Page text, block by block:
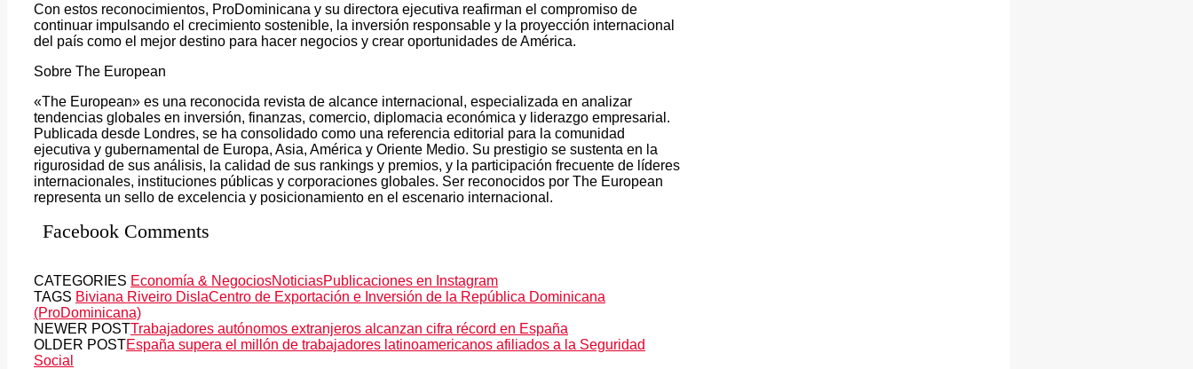
Con estos reconocimientos, ProDominicana y su directora ejecutiva reafirman el compromiso de
continuar impulsando el crecimiento sostenible, la inversión responsable y la proyección internacional
del país como el mejor destino para hacer negocios y crear oportunidades de América.
Sobre The European
«The European» es una reconocida revista de alcance internacional, especializada en analizar
tendencias globales en inversión, finanzas, comercio, diplomacia económica y liderazgo empresarial.
Publicada desde Londres, se ha consolidado como una referencia editorial para la comunidad
ejecutiva y gubernamental de Europa, Asia, América y Oriente Medio. Su prestigio se sustenta en la
rigurosidad de sus análisis, la calidad de sus rankings y premios, y la participación frecuente de líderes
internacionales, instituciones públicas y corporaciones globales. Ser reconocidos por The European
representa un sello de excelencia y posicionamiento en el escenario internacional.
Facebook Comments
CATEGORIES Economía & NegociosNoticiasPublicaciones en Instagram
TAGS Biviana Riveiro DislaCentro de Exportación e Inversión de la República Dominicana
(ProDominicana)
NEWER POSTTrabajadores autónomos extranjeros alcanzan cifra récord en España
OLDER POSTEspaña supera el millón de trabajadores latinoamericanos afiliados a la Seguridad
Social